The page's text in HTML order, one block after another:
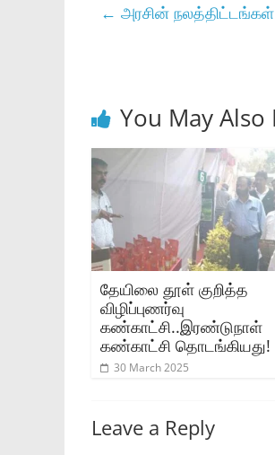
← அரசின்
You May Also
தேயிலை தூள் குறித்த
விழிப்புணர்வு
கண்காட்சி..இரண்டுநாள்
கண்காட்சி தொடங்கியது!
30 March 2025
Leave a Reply